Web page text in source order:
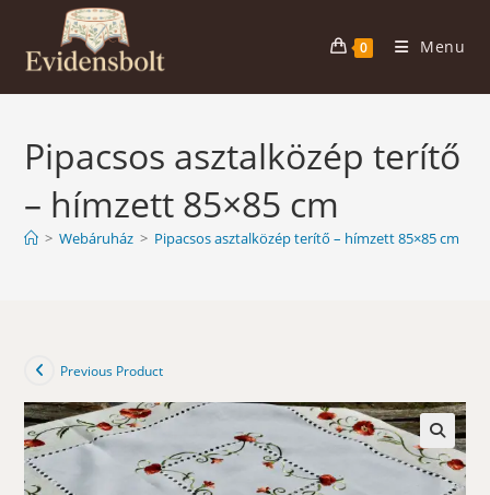
content
0 Menu
Pipacsos asztalközép terítő
– hímzett 85×85 cm
> Webáruház > Pipacsos asztalközép terítő – hímzett 85×85 cm
Previous Product
🔍